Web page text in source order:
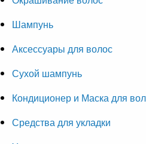
Шампунь
Аксессуары для волос
Сухой шампунь
Кондиционер и Маска для
Средства для укладки